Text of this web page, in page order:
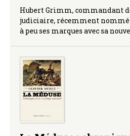
Hubert Grimm, commandant
judiciaire, récemment nommé
à peu ses marques avec sa